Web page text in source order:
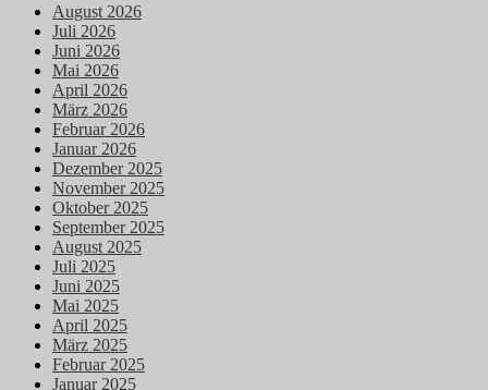
August 2026
Juli 2026
Juni 2026
Mai 2026
April 2026
März 2026
Februar 2026
Januar 2026
Dezember 2025
November 2025
Oktober 2025
September 2025
August 2025
Juli 2025
Juni 2025
Mai 2025
April 2025
März 2025
Februar 2025
Januar 2025